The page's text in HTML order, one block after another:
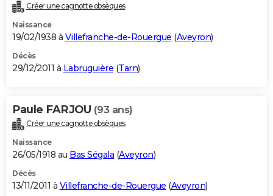
Créer une cagnotte obsèques
Naissance
19/02/1938 à Villefranche-de-Rouergue (Aveyron)
Décès
29/12/2011 à Labruguière (Tarn)
Paule FARJOU (93 ans)
Créer une cagnotte obsèques
Naissance
26/05/1918 au Bas Ségala (Aveyron)
Décès
13/11/2011 à Villefranche-de-Rouergue (Aveyron)